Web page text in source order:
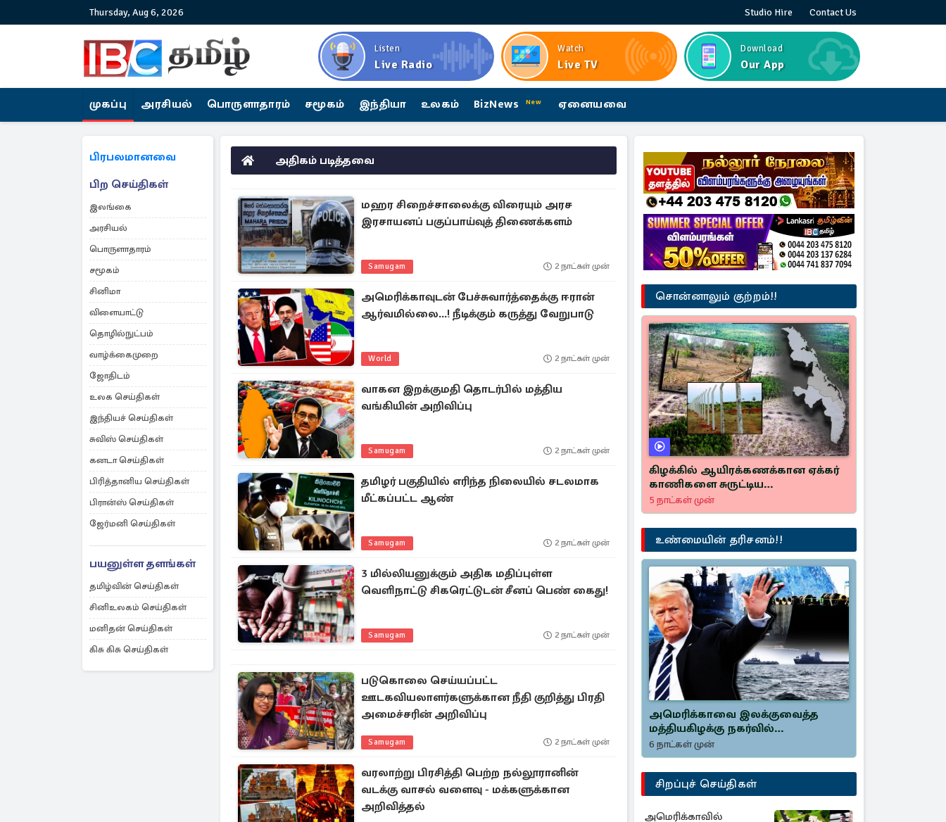
Thursday, Aug 6, 2026 Studio Hire Contact Us
Listen
Live Radio
Watch
Live TV
Download
Our App
முகப்பு அரசியல் பொருளாதாரம் சமூகம் இந்தியா உலகம் BizNews New ஏனையவை
பிரபலமானவை
பிற செய்திகள்
இலங்கை
அரசியல்
பொருளாதாரம்
சமூகம்
சினிமா
விளையாட்டு
தொழில்நுட்பம்
வாழ்க்கைமுறை
ஜோதிடம்
உலக செய்திகள்
இந்தியச் செய்திகள்
சுவிஸ் செய்திகள்
கனடா செய்திகள்
பிரித்தானிய செய்திகள்
பிரான்ஸ் செய்திகள்
ஜேர்மனி செய்திகள்
பயனுள்ள தளங்கள்
தமிழ்வின் செய்திகள்
சினிஉலகம் செய்திகள்
மனிதன் செய்திகள்
கிசு கிசு செய்திகள்
அதிகம் படித்தவை
மஹர சிறைச்சாலைக்கு விரையும் அரச
இரசாயனப் பகுப்பாய்வுத் திணைக்களம்
Samugam 2 நாட்கள் முன்
அமெரிக்காவுடன் பேச்சுவார்த்தைக்கு ஈரான்
ஆர்வமில்லை...! நீடிக்கும் கருத்து வேறுபாடு
World 2 நாட்கள் முன்
வாகன இறக்குமதி தொடர்பில் மத்திய
வங்கியின் அறிவிப்பு
Samugam 2 நாட்கள் முன்
தமிழர் பகுதியில் எரிந்த நிலையில் சடலமாக
மீட்கப்பட்ட ஆண்
Samugam 2 நாட்கள் முன்
3 மில்லியனுக்கும் அதிக மதிப்புள்ள
வெளிநாட்டு சிகரெட்டுடன் சீனப் பெண் கைது!
Samugam 2 நாட்கள் முன்
படுகொலை செய்யப்பட்ட
ஊடகவியலாளர்களுக்கான நீதி குறித்து பிரதி
அமைச்சரின் அறிவிப்பு
Samugam 2 நாட்கள் முன்
வரலாற்று பிரசித்தி பெற்ற நல்லூரானின்
வடக்கு வாசல் வளைவு - மக்களுக்கான
அறிவித்தல்
சொன்னாலும் குற்றம்!!
கிழக்கில் ஆயிரக்கணக்கான ஏக்கர்
காணிகளை சுருட்டிய
அரசியல்வாதிகள்
5 நாட்கள் முன்
உண்மையின் தரிசனம்!!
அமெரிக்காவை இலக்குவைத்த
மத்தியகிழக்கு நகர்வில்
அழிக்கப்பட்ட ஈரானின் இரகசியம்
6 நாட்கள் முன்
சிறப்புச் செய்திகள்
அமெரிக்காவில்